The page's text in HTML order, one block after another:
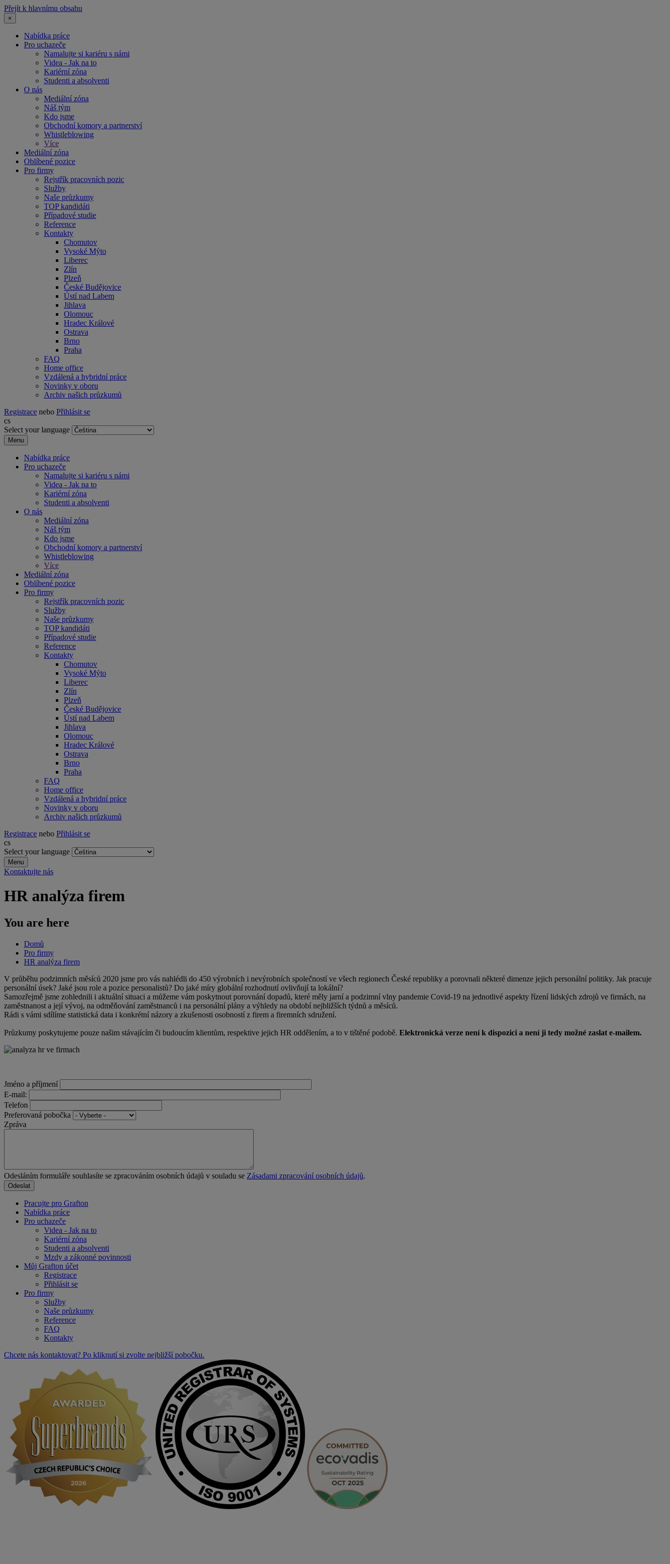
Přejít k hlavnímu obsahu
×
Nabídka práce
Pro uchazeče
Namalujte si kariéru s námi
Videa - Jak na to
Kariérní zóna
Studenti a absolventi
O nás
Mediální zóna
Náš tým
Kdo jsme
Obchodní komory a partnerství
Whistleblowing
Více
Mediální zóna
Oblíbené pozice
Pro firmy
Rejstřík pracovních pozic
Služby
Naše průzkumy
TOP kandidáti
Případové studie
Reference
Kontakty
Chomutov
Vysoké Mýto
Liberec
Zlín
Plzeň
České Budějovice
Ústí nad Labem
Jihlava
Olomouc
Hradec Králové
Ostrava
Brno
Praha
FAQ
Home office
Vzdálená a hybridní práce
Novinky v oboru
Archiv našich průzkumů
Registrace nebo Přihlásit se
cs
Select your language
Menu
Nabídka práce
Pro uchazeče
Namalujte si kariéru s námi
Videa - Jak na to
Kariérní zóna
Studenti a absolventi
O nás
Mediální zóna
Náš tým
Kdo jsme
Obchodní komory a partnerství
Whistleblowing
Více
Mediální zóna
Oblíbené pozice
Pro firmy
Rejstřík pracovních pozic
Služby
Naše průzkumy
TOP kandidáti
Případové studie
Reference
Kontakty
Chomutov
Vysoké Mýto
Liberec
Zlín
Plzeň
České Budějovice
Ústí nad Labem
Jihlava
Olomouc
Hradec Králové
Ostrava
Brno
Praha
FAQ
Home office
Vzdálená a hybridní práce
Novinky v oboru
Archiv našich průzkumů
Registrace nebo Přihlásit se
cs
Select your language
Menu
Kontaktujte nás
HR analýza firem
You are here
Domů
Pro firmy
HR analýza firem
V průběhu podzimních měsíců 2020 jsme pro vás nahlédli do 450 výrobních i nevýrobních společností ve všech regionech České republiky a porovnali některé dimenze jejich personální politiky. Jak pracuje
personální úsek? Jaké jsou role a pozice personalistů? Do jaké míry globální rozhodnutí ovlivňují ta lokální?
Samozřejmě jsme zohlednili i aktuální situaci a můžeme vám poskytnout porovnání dopadů, které měly jarní a podzimní vlny pandemie Covid-19 na jednotlivé aspekty řízení lidských zdrojů ve firmách, na
zaměstnanost a její vývoj, na odměňování zaměstnanců i na personální plány a výhledy na období nejbližších týdnů a měsíců.
Rádi s vámi sdílíme statistická data i konkrétní názory a zkušenosti osobností z firem a firemních sdružení.
Průzkumy poskytujeme pouze našim stávajícím či budoucím klientům, respektive jejich HR oddělením, a to v tištěné podobě. Elektronická verze není k dispozici a není ji tedy možné zaslat e-mailem.
Jméno a příjmení
E-mail:
Telefon
Preferovaná pobočka
Zpráva
Odesláním formuláře souhlasíte se zpracováním osobních údajů v souladu se Zásadami zpracování osobních údajů.
Pracujte pro Grafton
Nabídka práce
Pro uchazeče
Videa - Jak na to
Kariérní zóna
Studenti a absolventi
Mzdy a zákonné povinnosti
Můj Grafton účet
Registrace
Přihlásit se
Pro firmy
Služby
Naše průzkumy
Reference
FAQ
Kontakty
Chcete nás kontaktovat? Po kliknutí si zvolte nejbližší pobočku.